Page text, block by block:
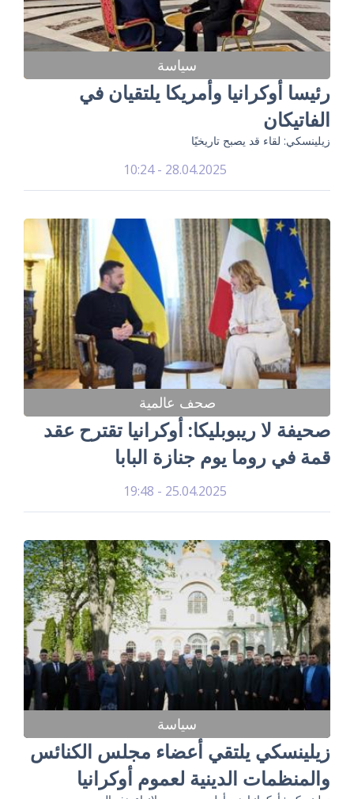
سياسة
رئيسا أوكرانيا وأمريكا يلتقيان في
الفاتيكان
زيلينسكي: لقاء قد يصبح تاريخيًا
28.04.2025 - 10:24
صحف عالمية
صحيفة لا ريبوبليكا: أوكرانيا تقترح عقد
قمة في روما يوم جنازة البابا
25.04.2025 - 19:48
سياسة
زيلينسكي يلتقي أعضاء مجلس الكنائس
والمنظمات الدينية لعموم أوكرانيا